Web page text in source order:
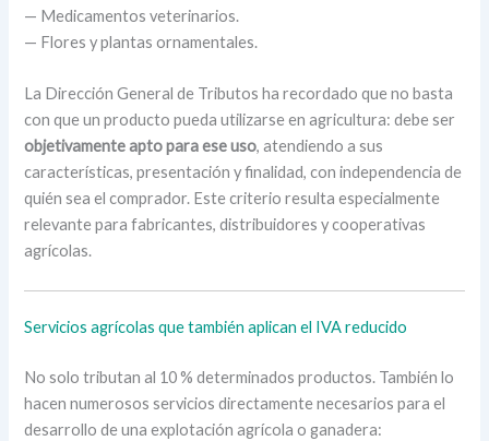
— Medicamentos veterinarios.
— Flores y plantas ornamentales.
La Dirección General de Tributos ha recordado que no basta
con que un producto pueda utilizarse en agricultura: debe ser
objetivamente apto para ese uso, atendiendo a sus
características, presentación y finalidad, con independencia de
quién sea el comprador. Este criterio resulta especialmente
relevante para fabricantes, distribuidores y cooperativas
agrícolas.
Servicios agrícolas que también aplican el IVA reducido
No solo tributan al 10 % determinados productos. También lo
hacen numerosos servicios directamente necesarios para el
desarrollo de una explotación agrícola o ganadera: